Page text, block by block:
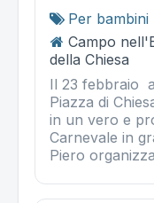
Per bambini
Campo
della Chiesa
Il 23 febbraio
Piazza di
in un vero e
Carnevale in
Piero